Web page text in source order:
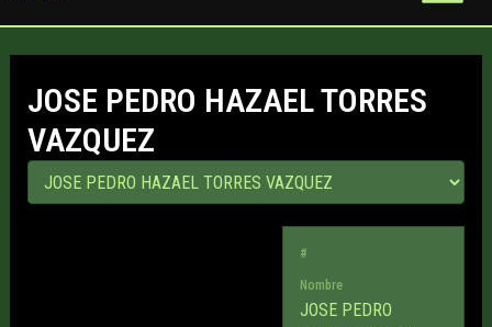
JOSE PEDRO HAZAEL TORRES
VAZQUEZ
#
Nombre
JOSE PEDRO